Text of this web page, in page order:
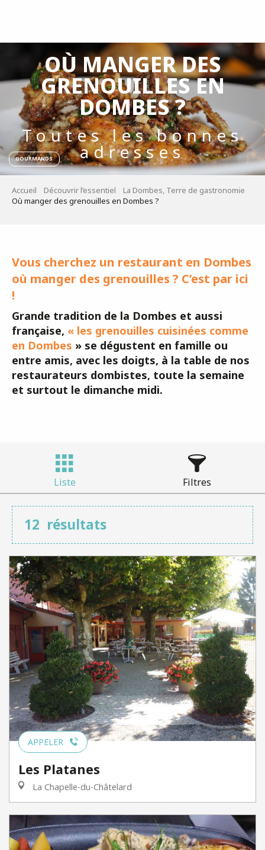
OÙ MANGER DES
GRENOUILLES EN
DOMBES ?
Toutes les bonnes
adresses
GOURMANDS
Accueil Découvrir l’essentiel
La Dombes, Terre de gastronomie
Où manger des grenouilles en Dombes ?
Vous cherchez un restaurant en Dombes
où manger des grenouilles ? C’est par ici
!
Grande tradition de la Dombes et aussi
française, « les grenouilles cuisinées comme
en Dombes » se dégustent en famille ou
entre amis, avec les doigts, à la table de nos
restaurateurs dombistes, toute la semaine
et surtout le dimanche midi.
Liste Filtres
12 résultats
APPELER
Les Platanes
La Chapelle-du-Châtelard